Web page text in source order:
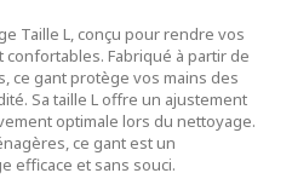
Taille L, conçu pour rendre vos
Fabriqué à partir de
ce gant protège vos mains des
Sa taille L offre un ajustement
optimale lors du nettoyage.
ce gant est un
efficace et sans souci.